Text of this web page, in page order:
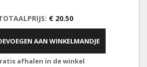
€ 20.50
AAN WINKELMANDJE
afhalen in de winkel